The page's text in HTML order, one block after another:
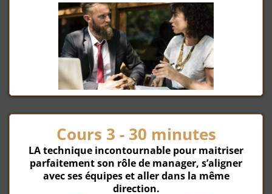
Cours 3 - 30 minutes
LA technique incontournable pour maitriser
parfaitement son rôle de manager, s’aligner
avec ses équipes et aller dans la même
direction.